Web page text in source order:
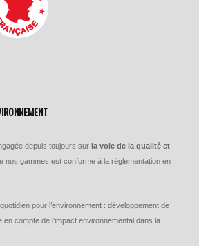
depuis toujours sur la voie de la qualité et
nos gammes est conforme à la réglementation en
pour l’environnement : développement de
en compte de l’impact environnemental dans la